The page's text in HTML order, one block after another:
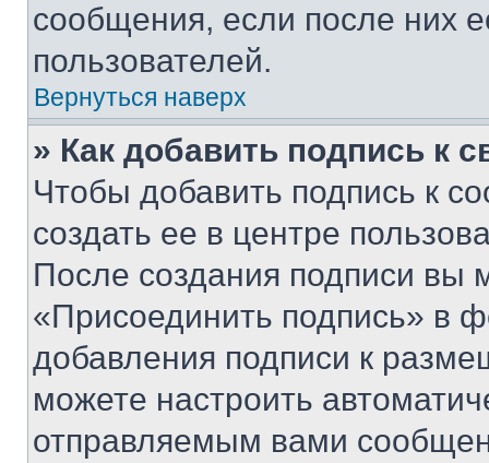
сообщения, если после них
пользователей.
Вернуться наверх
» Как добавить подпись к
Чтобы добавить подпись к
создать ее в центре
После создания подписи вы
«Присоединить подпись» в
добавления подписи к
можете настроить
отправляемым вами